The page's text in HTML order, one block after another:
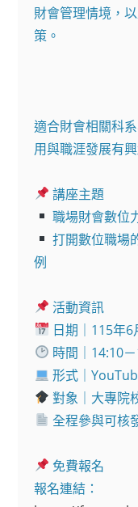
財會管理情境，
策。
適合財會相關科
用與職涯發展有
講座主題
打開數位職場
例
活動資訊
全程參與可核
免費報名
報名連結：